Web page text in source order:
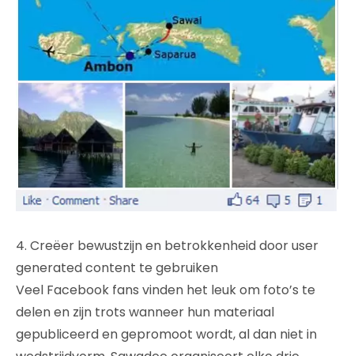
4. Creëer bewustzijn en betrokkenheid door user
generated content te gebruiken
Veel Facebook fans vinden het leuk om foto’s te
delen en zijn trots wanneer hun materiaal
gepubliceerd en gepromoot wordt, al dan niet in